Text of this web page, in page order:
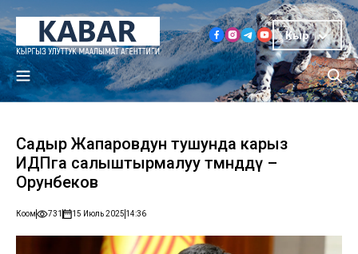
Кыр
Садыр Жапаровдун тушунда карыз
ИДПга салыштырмалуу төмөндөдү –
Орунбеков
Коом 731 15 Июль 2025 14:36